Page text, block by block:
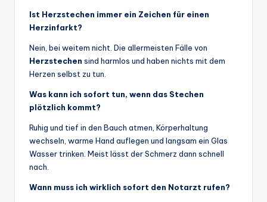
Ist Herzstechen immer ein Zeichen für einen
Herzinfarkt?
Nein, bei weitem nicht. Die allermeisten Fälle von
Herzstechen sind harmlos und haben nichts mit dem
Herzen selbst zu tun.
Was kann ich sofort tun, wenn das Stechen
plötzlich kommt?
Ruhig und tief in den Bauch atmen, Körperhaltung
wechseln, warme Hand auflegen und langsam ein Glas
Wasser trinken. Meist lässt der Schmerz dann schnell
nach.
Wann muss ich wirklich sofort den Notarzt rufen?